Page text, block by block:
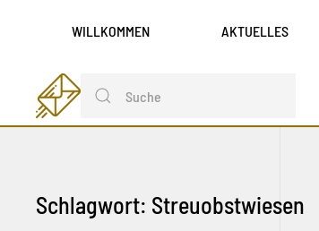
WILLKOMMEN AKTUELLES
Schlagwort: Streuobstwiesen